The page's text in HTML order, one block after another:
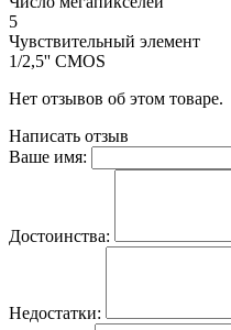
5
Чувствительный элемент
1/2,5'' CMOS
Нет отзывов об этом товаре.
Написать отзыв
Ваше имя:
Достоинства:
Недостатки: